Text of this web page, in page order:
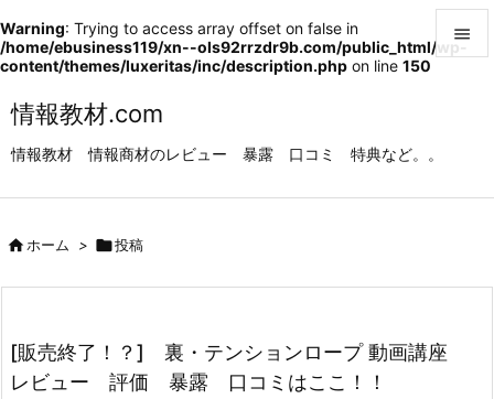
Warning: Trying to access array offset on false in
/home/ebusiness119/xn--ols92rrzdr9b.com/public_html/wp-
content/themes/luxeritas/inc/description.php on line 150
情報教材.com
情報教材 情報商材のレビュー 暴露 口コミ 特典など。。


ホーム > 投稿
[販売終了！？] 裏・テンションロープ 動画講座
レビュー 評価 暴露 口コミはここ！！